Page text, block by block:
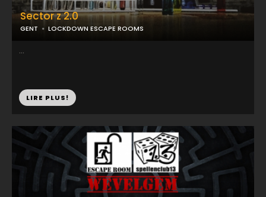
Sector z 2.0
GENT LOCKDOWN ESCAPE ROOMS
...
LIRE PLUS!